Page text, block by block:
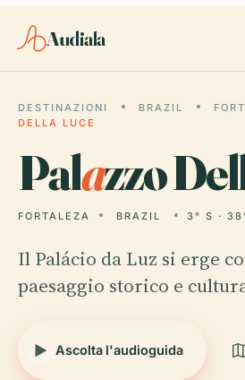
Audiala
DESTINAZIONI BRAZIL
DELLA LUCE
Palazzo
FORTALEZA BRAZIL 3° S ·
Il Palácio da Luz si erge
paesaggio storico e
Ascolta l'audioguida